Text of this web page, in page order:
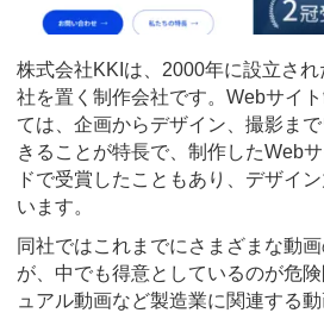
株式会社KKIは、2000年に設立さ
社を置く制作会社です。Webサイ
ては、企画からデザイン、撮影ま
きることが特長で、制作したWeb
ドで受賞したこともあり、デザイ
います。
同社ではこれまでにさまざまな動
が、中でも得意としているのが危
ュアル動画など製造業に関連する